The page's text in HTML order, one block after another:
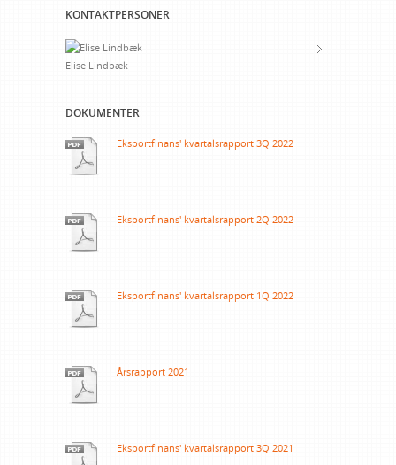
KONTAKTPERSONER
Elise Lindbæk
DOKUMENTER
Eksportfinans' kvartalsrapport 3Q 2022
Eksportfinans' kvartalsrapport 2Q 2022
Eksportfinans' kvartalsrapport 1Q 2022
Årsrapport 2021
Eksportfinans' kvartalsrapport 3Q 2021